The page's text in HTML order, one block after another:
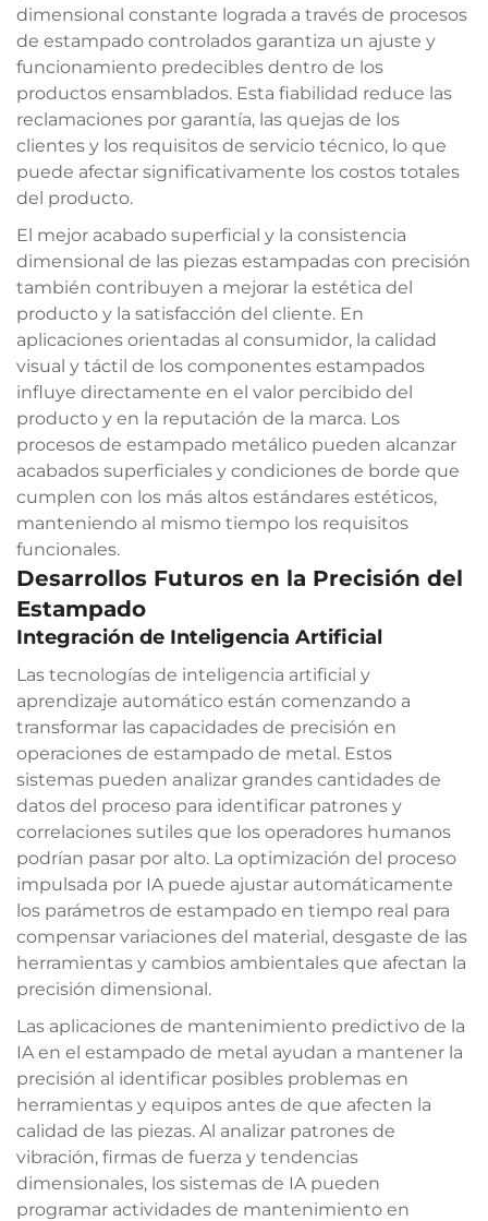
dimensional constante lograda a través de procesos
de estampado controlados garantiza un ajuste y
funcionamiento predecibles dentro de los
productos ensamblados. Esta fiabilidad reduce las
reclamaciones por garantía, las quejas de los
clientes y los requisitos de servicio técnico, lo que
puede afectar significativamente los costos totales
del producto.
El mejor acabado superficial y la consistencia
dimensional de las piezas estampadas con precisión
también contribuyen a mejorar la estética del
producto y la satisfacción del cliente. En
aplicaciones orientadas al consumidor, la calidad
visual y táctil de los componentes estampados
influye directamente en el valor percibido del
producto y en la reputación de la marca. Los
procesos de estampado metálico pueden alcanzar
acabados superficiales y condiciones de borde que
cumplen con los más altos estándares estéticos,
manteniendo al mismo tiempo los requisitos
funcionales.
Desarrollos Futuros en la Precisión del
Estampado
Integración de Inteligencia Artificial
Las tecnologías de inteligencia artificial y
aprendizaje automático están comenzando a
transformar las capacidades de precisión en
operaciones de estampado de metal. Estos
sistemas pueden analizar grandes cantidades de
datos del proceso para identificar patrones y
correlaciones sutiles que los operadores humanos
podrían pasar por alto. La optimización del proceso
impulsada por IA puede ajustar automáticamente
los parámetros de estampado en tiempo real para
compensar variaciones del material, desgaste de las
herramientas y cambios ambientales que afectan la
precisión dimensional.
Las aplicaciones de mantenimiento predictivo de la
IA en el estampado de metal ayudan a mantener la
precisión al identificar posibles problemas en
herramientas y equipos antes de que afecten la
calidad de las piezas. Al analizar patrones de
vibración, firmas de fuerza y tendencias
dimensionales, los sistemas de IA pueden
programar actividades de mantenimiento en